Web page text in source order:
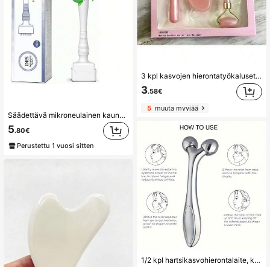
Säädettävä mikroneulainen kauneusleimasinkynä, mikroneularullavaihtoehto, 0,25 mm:n neulapää, sopii kasvojen, vartalon ihonhoitoon ja hiustenkasvuun, ammattimainen mikroneularullakynä, edistää hiusten ja parran kasvua - upea mikroneularullakynä - 90/100/140 titaanista valmistetut neulapäät - paras mikroneularullavaihtoehto, kauneus, ihonhoitotuotteet, kylpylä, itsehoito, ihonhoitovälineet, kasvojenhoito, kauneudenhoitoterapeutin tarvikkeet, hieronta, kasvohierontavälineet, kasvorulla
5.80€
Perustettu 1 vuosi sitten
3 kpl kasvojen hierontatyökalusetti, 3 kpl jaderullaa ja gua sha -lauta, luonnollinen nefriittijade. Kasvorullahierontalaite, gua sha -työkalu, jadehierontatyökalu, ikääntymisen merkkejä vastaan, palauttaa kasvojen ja kaulan elinvoimaa, vähentää ryppyjä ja silmien turvotusta. Sopii kasvohierontaan, sopii koti- ja kampaamokäyttöön. Naisten lahja, kauneus, ihonhoito, kylpylä, itsehoito, ihonhoitotyökalut, kasvojenhoito, kosmetologin tarvikkeet, hieronta, kasvojen hierontatyökalut, kasvorulla
3.58€
5muuta myyjää
1/2 kpl hartsikasvohierontalaite, kaksikäyttöinen kasvoille ja vartalolle, hypoallergeeninen ihonhoitotyökalu naisille | Pallomainen silmien ja kaulan nostolaite, kestävä kannettava kauneus- ja laihdutuslahjasetti